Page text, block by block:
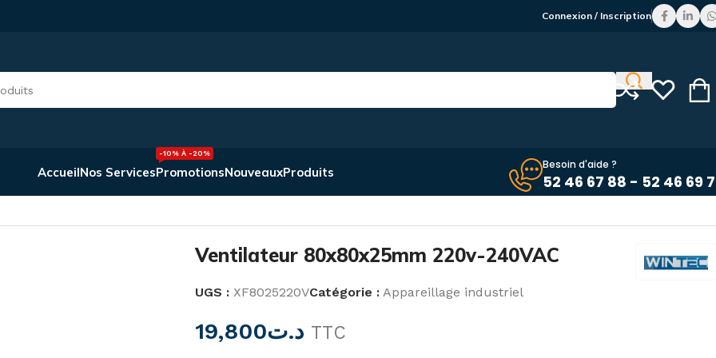
Connexion / Inscription
AccueilNos ServicesPromotions
-10% À -20%
NouveauxProduits Besoin d'aide ?
52 46 67 88 - 52 46 69
Ventilateur 80x80x25mm 220v-240VAC
UGS : XF8025220VCatégorie : Appareillage industriel
د.ت19,800 TTC